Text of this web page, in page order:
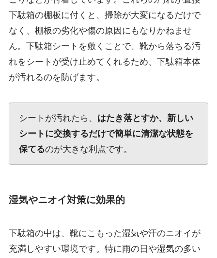
下駄箱の棚板に付くと、掃除が大変になるだけで
なく、棚板の劣化や傷の原因にもなりかねませ
ん。下駄箱シートを敷くことで、靴から落ちる汚
れをシートが受け止めてくれるため、下駄箱本体
が汚れるのを防げます。
シートが汚れたら、 はたき落とすか、新しい
シートに交換するだけで簡単に清潔な状態を
保てるのが大きな利点です。
湿気やニオイ対策に効果的
下駄箱の中は、靴にこもった湿気や汗のニオイが
充満しやすい環境です。特に雨の日や湿気の多い